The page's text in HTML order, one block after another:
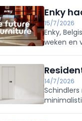
Enky
15/7/2026
Enky,
weken en
14/7/2026
Schindlers